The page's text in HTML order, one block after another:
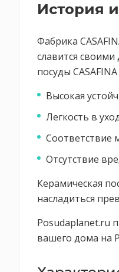
История
Фабрика
славится
посуды
Высокая
Легкость в
Соответствие
Отсутствие
Керамическая
насладиться
Posudaplanet.ru
вашего дома на